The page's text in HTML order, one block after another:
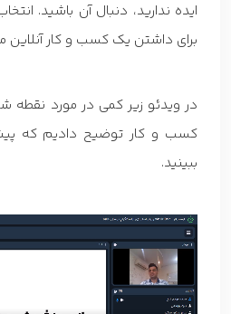
ایده ندارید، دنبال آن باشید.
برای داشتن یک کسب و کار
در ویدئو زیر کمی در مورد نقطه
کسب و کار توضیح دادیم که
ببینید.